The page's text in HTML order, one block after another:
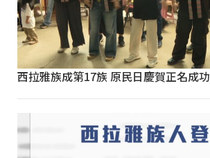
西拉雅族成第17族 原民日慶賀正名成功